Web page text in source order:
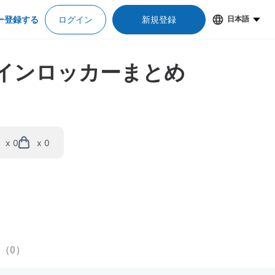
登録する ログイン 新規登録 日本語
ンロッカーまとめ
x 0 x 0
（0）